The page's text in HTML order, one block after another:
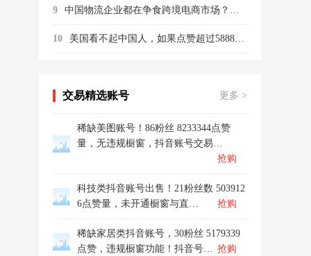
9 中国物流企业都在争食跨境电商市场？（下）
10 美国看不起中国人，如果点赞超过58888，他们就会公开道歉
交易精选账号 更多 >
稀缺美图账号！86粉丝 8233344点赞
量，无违规橱窗，抖音账号交易…
抢购
科技类抖音账号出售！21粉丝数 503912
6点赞量，未开通橱窗与直…
抢购
稀缺家居类抖音账号，30粉丝 5179339
点赞，违规橱窗功能！抖音号… 抢购